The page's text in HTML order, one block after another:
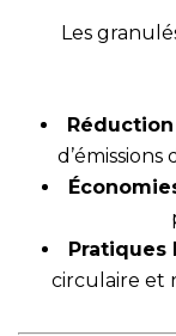
Les
Pratiques
circulaire et